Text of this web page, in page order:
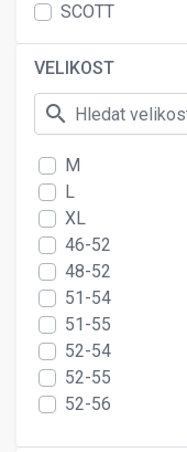
SCOTT
VELIKOST
search
M
L
XL
46-52
48-52
51-54
51-55
52-54
52-55
52-56